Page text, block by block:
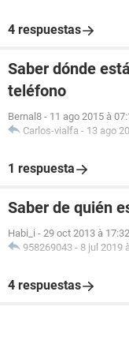
4 respuestas
Saber dónde
teléfono
Bernal8 - 11 ago 2015 à
Carlos-vialfa - 13 ago
1 respuesta
Saber de quién
Habi_i - 29 oct 2013 à 17:32
958269043 - 8 jul 2019
4 respuestas